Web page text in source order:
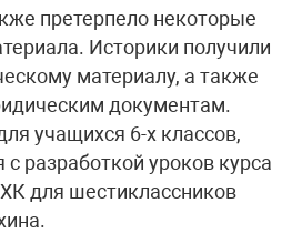
претерпело некоторые
Историки получили
материалу, а также
документам.
учащихся 6-х классов,
разработкой уроков курса
для шестиклассников